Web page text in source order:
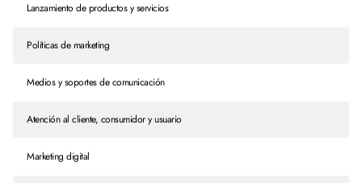
Lanzamiento de productos y servicios
Políticas de marketing
Medios y soportes de comunicación
Atención al cliente, consumidor y usuario
Marketing digital